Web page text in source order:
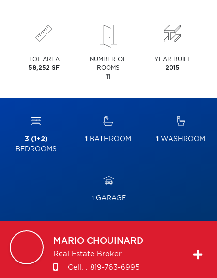
LOT AREA
58,252 SF
NUMBER OF
ROOMS
11
YEAR BUILT
2015
3 (1+2)
BEDROOMS
1 BATHROOM 1 WASHROOM
1 GARAGE
MARIO CHOUINARD
Real Estate Broker
Cell. : 819-763-6995